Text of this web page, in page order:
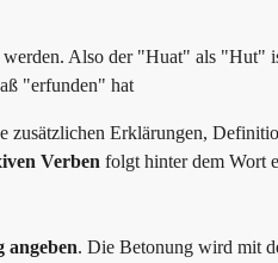
werden. Also der "Huat" als "Hut"
"erfunden" hat
zusätzlichen Erklärungen,
Verben folgt hinter dem Wort
angeben. Die Betonung wird mit